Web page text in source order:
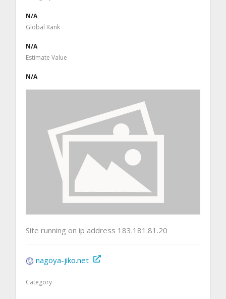
N/A
Global Rank
N/A
Estimate Value
N/A
Site running on ip address 183.181.81.20
nagoya-jiko.net
Category